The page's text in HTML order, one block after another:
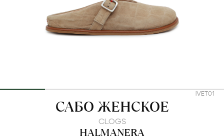
IVET01
HALMANERA
САБО ЖЕНСКОЕ
CLOGS
HALMANERA